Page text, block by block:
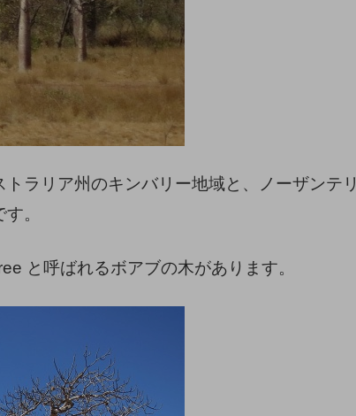
ラリア州のキンバリー地域と、ノーザンテリ
。
と呼ばれるボアブの木があります。